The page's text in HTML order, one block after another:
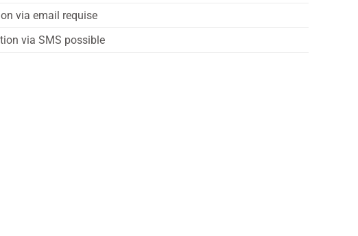
via email requise
via SMS possible